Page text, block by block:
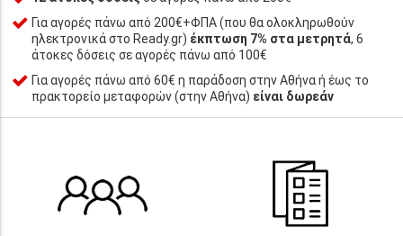
Για αγορές πάνω από 200€+ΦΠΑ (που θα ολοκληρωθούν
ηλεκτρονικά στο Ready.gr) έκπτωση 7% στα μετρητά, 6
άτοκες δόσεις σε αγορές πάνω από 100€
Για αγορές πάνω από 60€ η παράδοση στην Αθήνα ή έως το
πρακτορείο μεταφορών (στην Αθήνα) είναι δωρεάν